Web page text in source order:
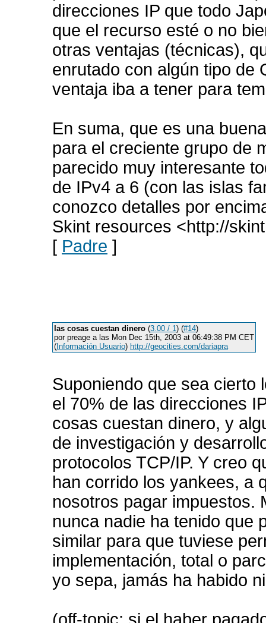
direcciones IP que todo
que el recurso esté o no
otras ventajas (técnicas),
enrutado con algún tipo de
ventaja iba a tener para
En suma, que es una
para el creciente grupo de
parecido muy interesante
de IPv4 a 6 (con las islas
conozco detalles por
Skint resources <http://
[ Padre ]
las cosas cuestan dinero (3.00 / 1) (#14)
por preage a las Mon Dec 15th, 2003 at 06:49:38 PM CET
( Información Usuario) http://geocities.com/dariapra
Suponiendo que sea cierto
el 70% de las direcciones
cosas cuestan dinero, y
de investigación y
protocolos TCP/IP. Y creo
han corrido los yankees, a
nosotros pagar impuestos.
nunca nadie ha tenido que
similar para que tuviese
implementación, total o
yo sepa, jamás ha habido